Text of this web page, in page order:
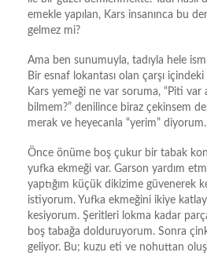
emekle yapılan, Kars insanınca bu
gelmez mi?
Ama ben sunumuyla, tadıyla hele
Bir esnaf lokantası olan çarşı içindeki
Kars yemeği ne var soruma, “Piti var
bilmem?” denilince biraz çekinsem
merak ve heyecanla “yerim” diyorum.
Önce önüme boş çukur bir tabak
yufka ekmeği var. Garson yardım
yaptığım küçük dikizime güvenerek
istiyorum. Yufka ekmeğini ikiye
kesiyorum. Şeritleri lokma kadar
boş tabağa dolduruyorum. Sonra
geliyor. Bu; kuzu eti ve nohuttan